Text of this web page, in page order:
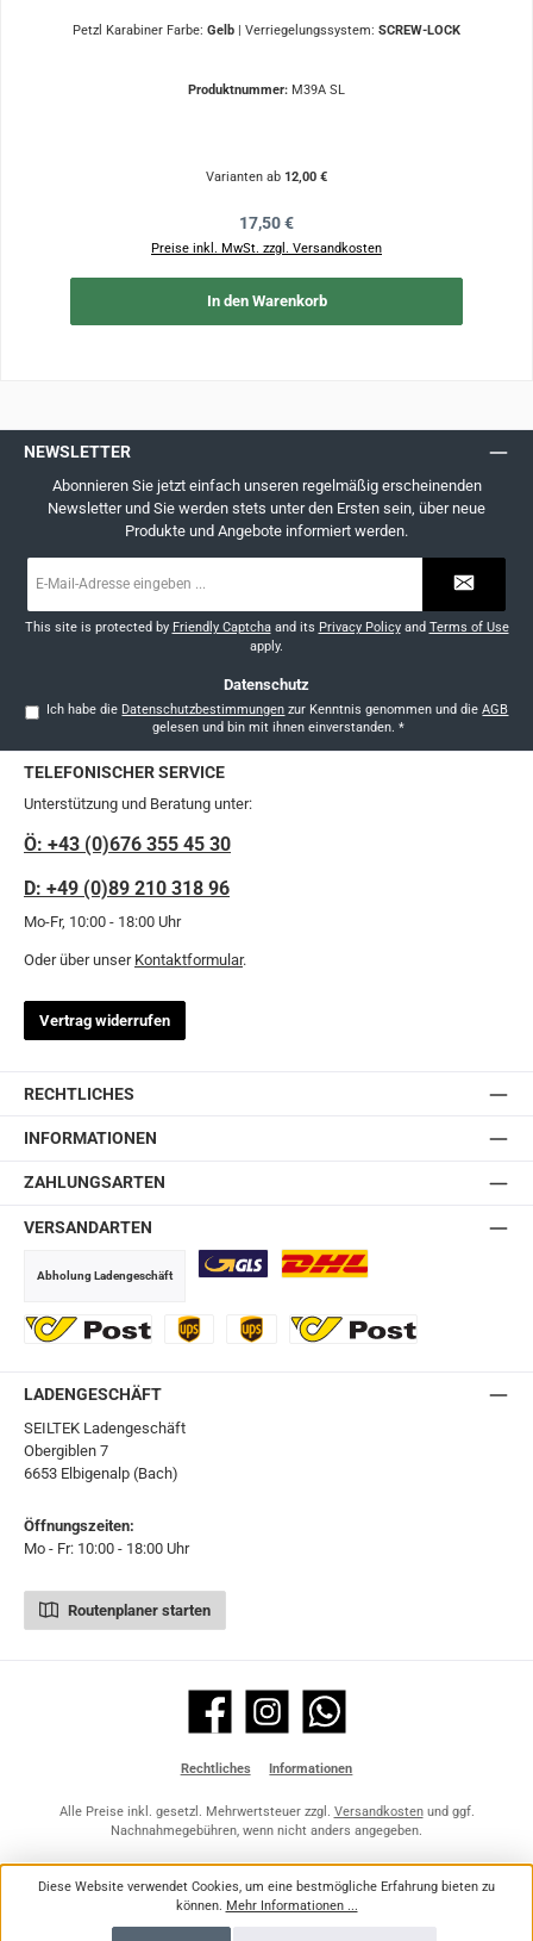
Petzl Karabiner Farbe: Gelb Verriegelungssystem: SCREW-LOCK
Produktnummer: M39A SL
Varianten ab 12,00 €
Regulärer Preis:
17,50 €
Preise inkl. MwSt. zzgl. Versandkosten
In den Warenkorb
NEWSLETTER
Abonnieren Sie jetzt einfach unseren regelmäßig erscheinenden
Newsletter und Sie werden stets unter den Ersten sein, über neue
Produkte und Angebote informiert werden.
Mail-
*
This site is protected by Friendly Captchaand its Privacy Policyand Terms of Use
apply.
Datenschutz
Ich habe die Datenschutzbestimmungen zur Kenntnis genommen und dieAGB
gelesen und bin mit ihnen einverstanden. *
TELEFONISCHER SERVICE
Unterstützung und Beratung unter:
Ö: +43 (0)676 355 45 30
D: +49 (0)89 210 318 96
Mo-Fr, 10:00 - 18:00 Uhr
Oder über unser Kontaktformular.
Vertrag widerrufen
RECHTLICHES
INFORMATIONEN
ZAHLUNGSARTEN
VERSANDARTEN
Abholung Ladengeschäft
LADENGESCHÄFT
SEILTEK Ladengeschäft
Obergiblen 7
6653 Elbigenalp (Bach)
Öffnungszeiten:
Mo - Fr: 10:00 - 18:00 Uhr
Routenplaner starten
Facebook Instagram WhatsApp
Rechtliches Informationen
Alle Preise inkl. gesetzl. Mehrwertsteuer zzgl. Versandkostenund ggf.
Nachnahmegebühren, wenn nicht anders angegeben.
Diese Website verwendet Cookies, um eine bestmögliche Erfahrung bieten zu
können. Mehr Informationen ...